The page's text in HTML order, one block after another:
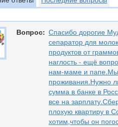
Вопрос: Спасибо дорогие
сепаратор для
продуктов от
наглость - ещё
нам-маме и папе.Мы
проживания.Нужно
сумма в банке в
все на
плохую квартиру в
хотим,чтобы он